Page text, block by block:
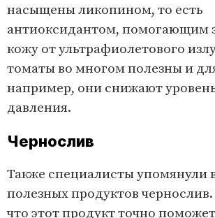
насыщены ликопином, то есть
антиоксидантом, помогающим
кожу от ультрафиолетового
томаты во многом полезны и
например, они снижают
давления.
Чернослив
Также специалисты упомянули
полезных продуктов
что этот продукт точно